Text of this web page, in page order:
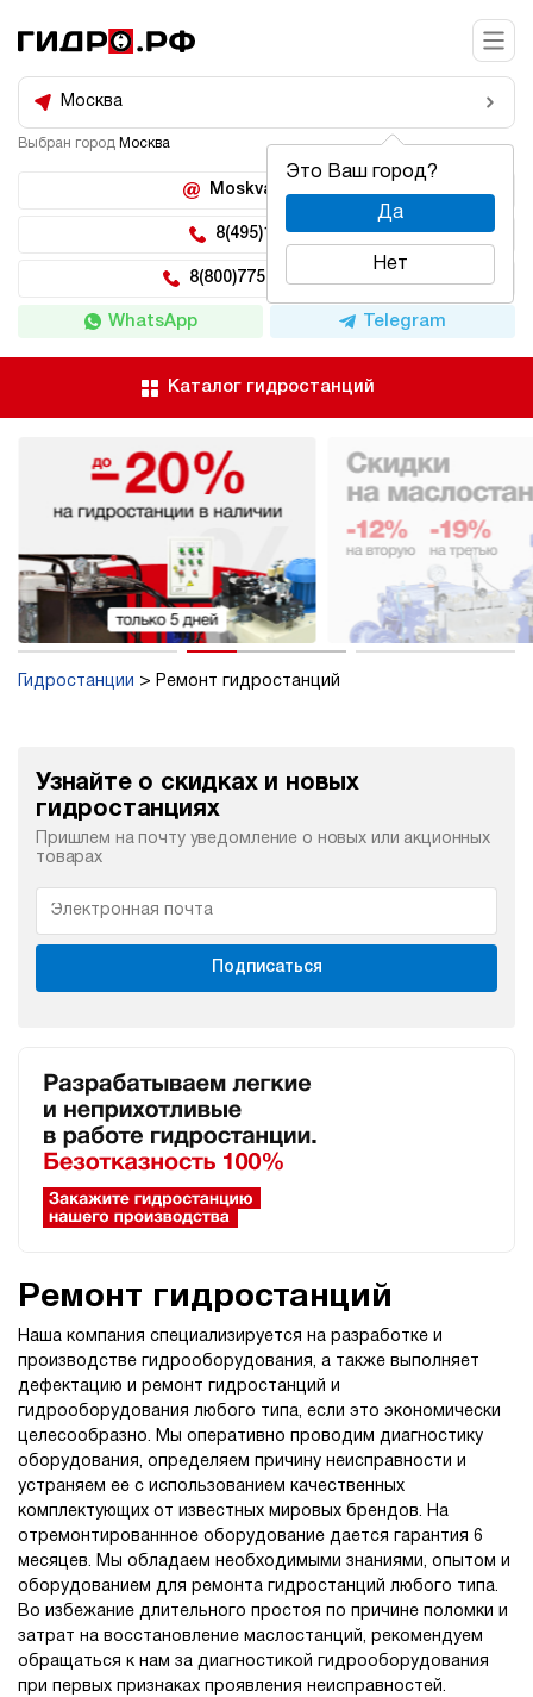
Москва
Это Ваш город?
Да
Нет
Выбран город Москва
Moskva@hidro.ru
8(495)150-04-62
8(800)775-04-62 доб 2
WhatsApp Telegram
Каталог гидростанций
Гидростанции Ремонт гидростанций
Узнайте о скидках и новых
гидростанциях
Пришлем на почту уведомление о новых или акционных
товарах
Подписаться
Ремонт гидростанций
Наша компания специализируется на разработке и
производстве гидрооборудования, а также выполняет
дефектацию и ремонт гидростанций и
гидрооборудования любого типа, если это экономически
целесообразно. Мы оперативно проводим диагностику
оборудования, определяем причину неисправности и
устраняем ее с использованием качественных
комплектующих от известных мировых брендов. На
отремонтированнное оборудование дается гарантия 6
месяцев. Мы обладаем необходимыми знаниями, опытом и
оборудованием для ремонта гидростанций любого типа.
Во избежание длительного простоя по причине поломки и
затрат на восстановление маслостанций, рекомендуем
обращаться к нам за диагностикой гидрооборудования
при первых признаках проявления неисправностей.